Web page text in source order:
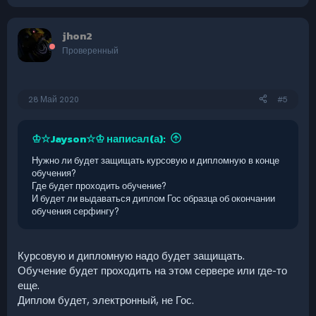
ц
и
jhon2
Проверенный
28 Май 2020 #5
♔☆Jayson☆♔ написал(а):
Нужно ли будет защищать курсовую и дипломную в конце
обучения?
Где будет проходить обучение?
И будет ли выдаваться диплом Гос образца об окончании
обучения серфингу?
Курсовую и дипломную надо будет защищать.
Обучение будет проходить на этом сервере или где-то
еще.
Диплом будет, электронный, не Гос.